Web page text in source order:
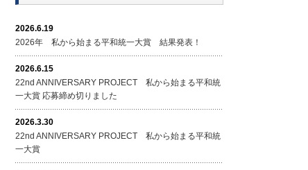
2026.6.19
2026年 私から始まる平和統一大賞 結果発表！
2026.6.15
22nd ANNIVERSARY PROJECT 私から始まる平和統
一大賞 応募締め切りました
2026.3.30
22nd ANNIVERSARY PROJECT 私から始まる平和統
一大賞